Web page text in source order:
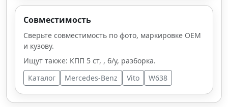
Совместимость
Сверьте совместимость по фото, маркировке OEM
и кузову.
Ищут также: КПП 5 ст, , б/у, разборка.
Каталог
Mercedes-Benz Vito W638